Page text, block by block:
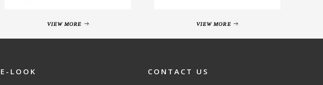
VIEW MORE VIEW MORE
E-LOOK CONTACT US